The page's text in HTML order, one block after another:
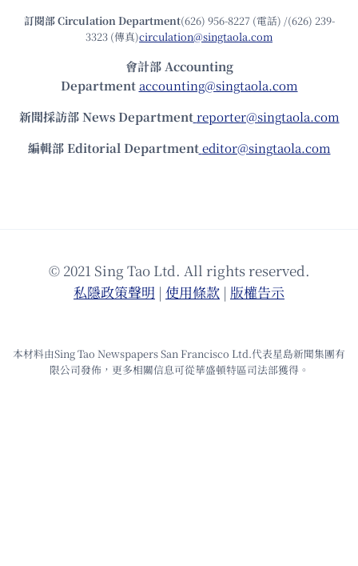
訂閱部 Circulation Department(626) 956-8227 (電話) /(626) 239-
3323 (傳真)circulation@singtaola.com
會計部 Accounting
Department accounting@singtaola.com
新聞採訪部 News Department reporter@singtaola.com
編輯部 Editorial Department editor@singtaola.com
© 2021 Sing Tao Ltd. All rights reserved.
私隱政策聲明 | 使⽤條款 | 版權告⽰
本材料由Sing Tao Newspapers San Francisco Ltd.代表星島新聞集團有
限公司發佈，更多相關信息可從華盛頓特區司法部獲得。